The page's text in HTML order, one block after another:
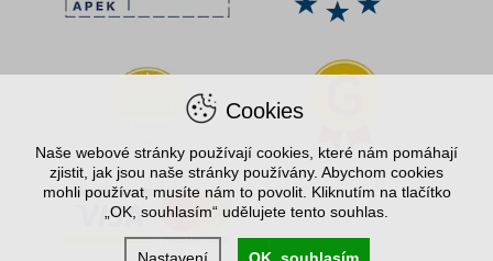
Cookies
Naše webové stránky používají cookies, které nám pomáhají
zjistit, jak jsou naše stránky používány. Abychom cookies
mohli používat, musíte nám to povolit. Kliknutím na tlačítko
„OK, souhlasím“ udělujete tento souhlas.